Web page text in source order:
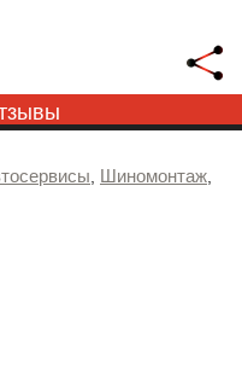
, Шиномонтаж,